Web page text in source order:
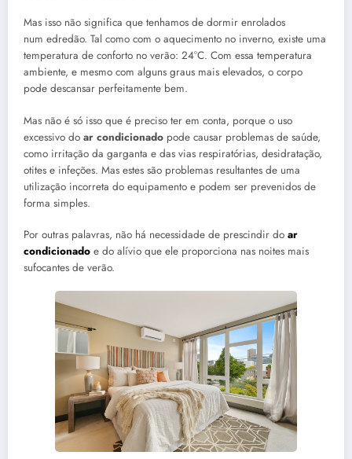
Mas isso não significa que tenhamos de dormir enrolados
num edredão. Tal como com o aquecimento no inverno, existe uma
temperatura de conforto no verão: 24°C. Com essa temperatura
ambiente, e mesmo com alguns graus mais elevados, o corpo
pode descansar perfeitamente bem.
Mas não é só isso que é preciso ter em conta, porque o uso
excessivo do ar condicionado pode causar problemas de saúde,
como irritação da garganta e das vias respiratórias, desidratação,
otites e infeções. Mas estes são problemas resultantes de uma
utilização incorreta do equipamento e podem ser prevenidos de
forma simples.
Por outras palavras, não há necessidade de prescindir do ar
condicionado e do alívio que ele proporciona nas noites mais
sufocantes de verão.